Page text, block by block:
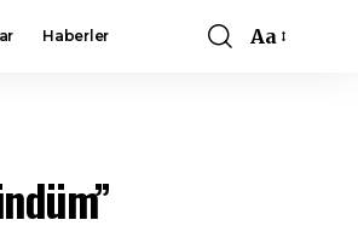
Haberler
Font
Aa